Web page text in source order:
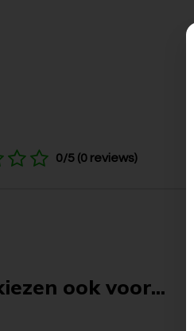
0/5 (0 reviews)
ook voor...